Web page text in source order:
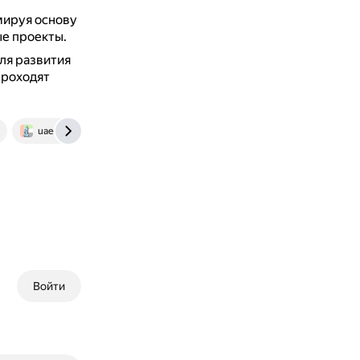
основу
проекты.
развития
uae-dubai.ru
Войти